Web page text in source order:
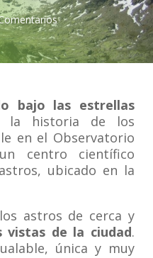
bajo las estrellas
la historia de los
en el Observatorio
centro científico
ubicado en la
astros de cerca y
vistas de la ciudad.
única y muy